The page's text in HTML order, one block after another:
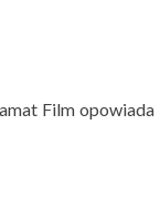
Film opowiada